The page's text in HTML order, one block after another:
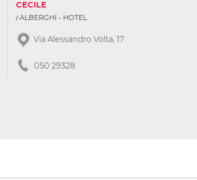
CECILE
ALBERGHI - HOTEL
Via Alessandro Volta, 17
050 29328